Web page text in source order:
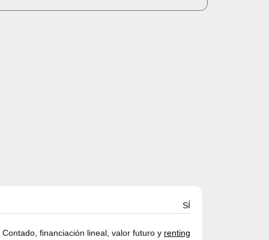
SÍ
Contado, financiación lineal, valor futuro y renting